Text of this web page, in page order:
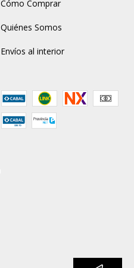
Cómo Comprar
Quiénes Somos
Envíos al interior